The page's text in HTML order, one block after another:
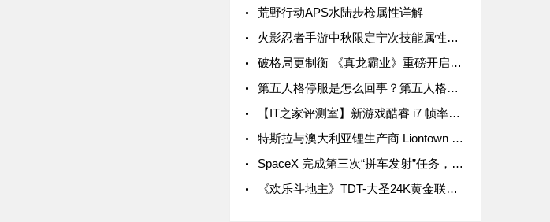
荒野行动APS水陆步枪属性详解
火影忍者手游中秋限定宁次技能属性详解
破格局更制衡 《真龙霸业》重磅开启SLG3.0时代
第五人格停服是怎么回事？第五人格停服公告一览
【IT之家评测室】新游戏酷睿 i7 帧率领先 15%，拯救者 Y9000P 与 R9000P 进一步拉开差距
特斯拉与澳大利亚锂生产商 Liontown Resources 签署五年协议，后者股价暴涨近 20%
SpaceX 完成第三次“拼车发射”任务，送 105 颗微型卫星入轨
《欢乐斗地主》TDT-大圣24K黄金联赛首轮周赛战罢 关注大圣Live抢互动豪礼！